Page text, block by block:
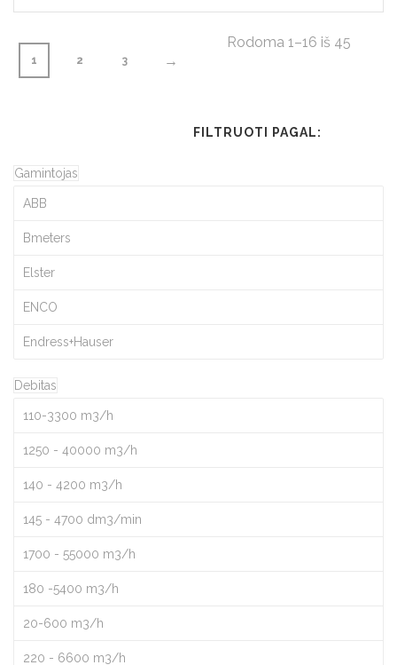
1 2 3 →
Rodoma 1–16 iš 45
FILTRUOTI PAGAL:
Gamintojas
ABB
Bmeters
Elster
ENCO
Endress+Hauser
Debitas
110-3300 m3/h
1250 - 40000 m3/h
140 - 4200 m3/h
145 - 4700 dm3/min
1700 - 55000 m3/h
180 -5400 m3/h
20-600 m3/h
220 - 6600 m3/h